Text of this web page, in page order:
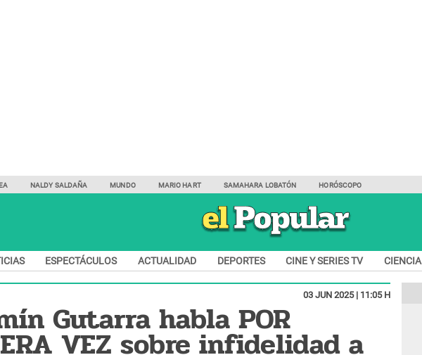
NALDY SALDAÑA MUNDO MARIO HART SAMAHARA LOBATÓN HORÓSCOPO
ESPECTÁCULOS ACTUALIDAD DEPORTES CINE Y SERIES TV CIENCIA
03 JUN 2025 | 11:05 H
Gutarra habla POR
VEZ sobre infidelidad a